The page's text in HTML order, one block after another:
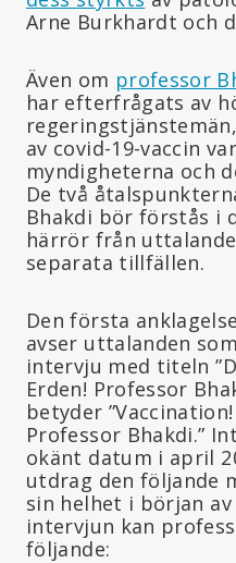
Arne Burkhardt och
Även om professor
har efterfrågats av
av covid-19-vaccin
myndigheterna och
De två
Bhakdi bör förstås i
härrör från
separata tillfällen.
Den första
avser uttalanden
intervju med titeln
Erden! Professor
betyder
Professor Bhakdi.”
okänt datum i april
utdrag den följande
sin helhet i början
intervjun kan
följande: